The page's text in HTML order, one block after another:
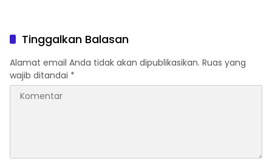
Tinggalkan Balasan
Alamat email Anda tidak akan dipublikasikan. Ruas yang
wajib ditandai *